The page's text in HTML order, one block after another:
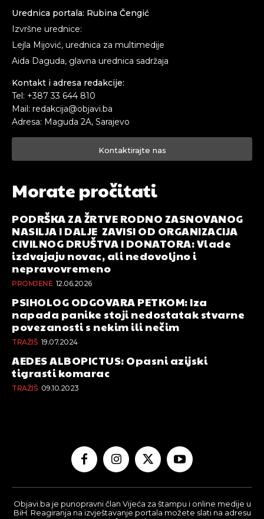
Urednica portala: Rubina Čengić
Izvršne urednice:
Lejla Mijović, urednica za multimedije
Aida Daguda, glavna urednica sadržaja
Kontakt i adresa redakcije:
Tel: +387 33 644 810
Mail: redakcija@objavi.ba
Adresa: Maguda 2A, Sarajevo
Kontaktirajte nas
Morate pročitati
PODRŠKA ZA ŽRTVE RODNO ZASNOVANOG
NASILJA I DALJE ZAVISI OD ORGANIZACIJA
CIVILNOG DRUŠTVA I DONATORA: Vlade
izdvajaju novac, ali nedovoljno i
nepravovremeno
PROMJENE 12.06.2026
PSIHOLOG ODGOVARA PETKOM: Iza
napada panike stoji nedostatak stvarne
povezanosti s nekim ili nečim
TRAŽIŠ 19.07.2024
AEDES ALBOPICTUS: Opasni azijski
tigrasti komarac
TRAŽIŠ 09.10.2023
Objavi.ba je punopravni član Vijeća za štampu i online medije u
BiH. Reagiranja na izvještavanje portala možete slati na adresu